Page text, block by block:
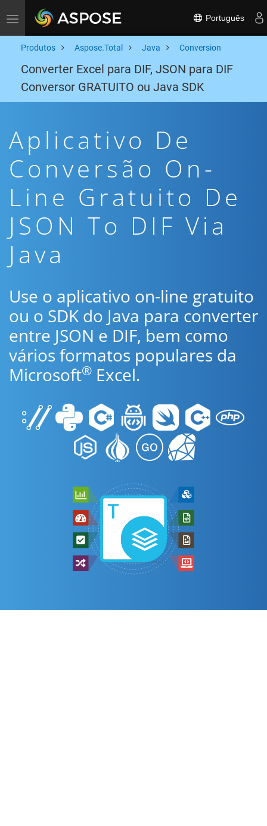
Toggle navigation Português
Produtos Aspose.Total Java Conversion
Converter Excel para DIF, JSON para DIF
Conversor GRATUITO ou Java SDK
Aplicativo De
Conversão On-
Line Gratuito De
JSON To DIF Via
Java
Use o aplicativo on-line gratuito
ou o SDK do Java para converter
entre JSON e DIF, bem como
vários formatos populares da
Microsoft® Excel.